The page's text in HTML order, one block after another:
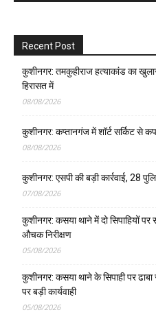
Recent Post
कुशीनगर: तमकुहीराज हत्याकांड का
हिरासत में
08/08/2026
कुशीनगर: कप्तानगंज में शॉर्ट सर्किट से
08/08/2026
कुशीनगर: एसपी की बड़ी कार्रवाई, 28
07/08/2026
कुशीनगर: कसया थाने में दो सिपाहियों
औचक निरीक्षण
05/08/2026
कुशीनगर: कसया थाने के सिपाही पर
पर बड़ी कार्यवाही
05/08/2026